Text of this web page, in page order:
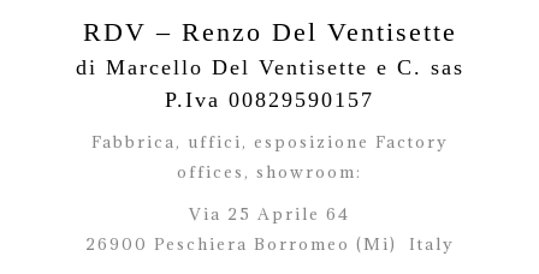
RDV – Renzo Del Ventisette
di Marcello Del Ventisette e C. sas
P.Iva 00829590157
Fabbrica, uffici, esposizione Factory
offices, showroom:
Via 25 Aprile 64
26900 Peschiera Borromeo (Mi)
Italy